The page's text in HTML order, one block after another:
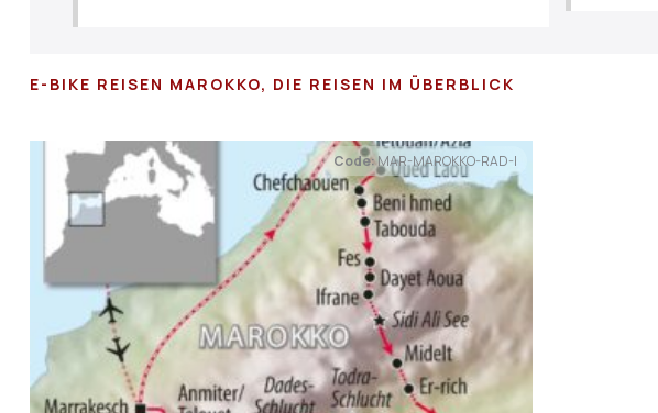
E-BIKE REISEN MAROKKO, DIE REISEN IM ÜBERBLICK
Code:MAR-MAROKKO-RAD-I